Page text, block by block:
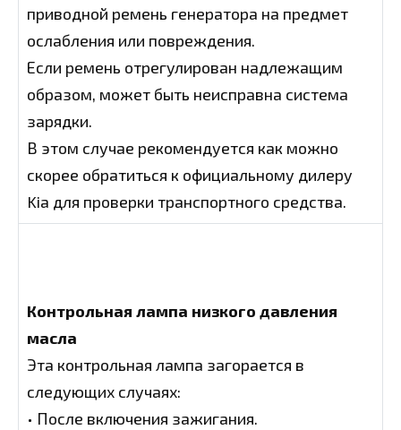
приводной ремень генератора на предмет
ослабления или повреждения.
Если ремень отрегулирован надлежащим
образом, может быть неисправна система
зарядки.
В этом случае рекомендуется как можно
скорее обратиться к официальному дилеру
Kia для проверки транспортного средства.
Контрольная лампа низкого давления
масла
Эта контрольная лампа загорается в
следующих случаях:
• После включения зажигания.